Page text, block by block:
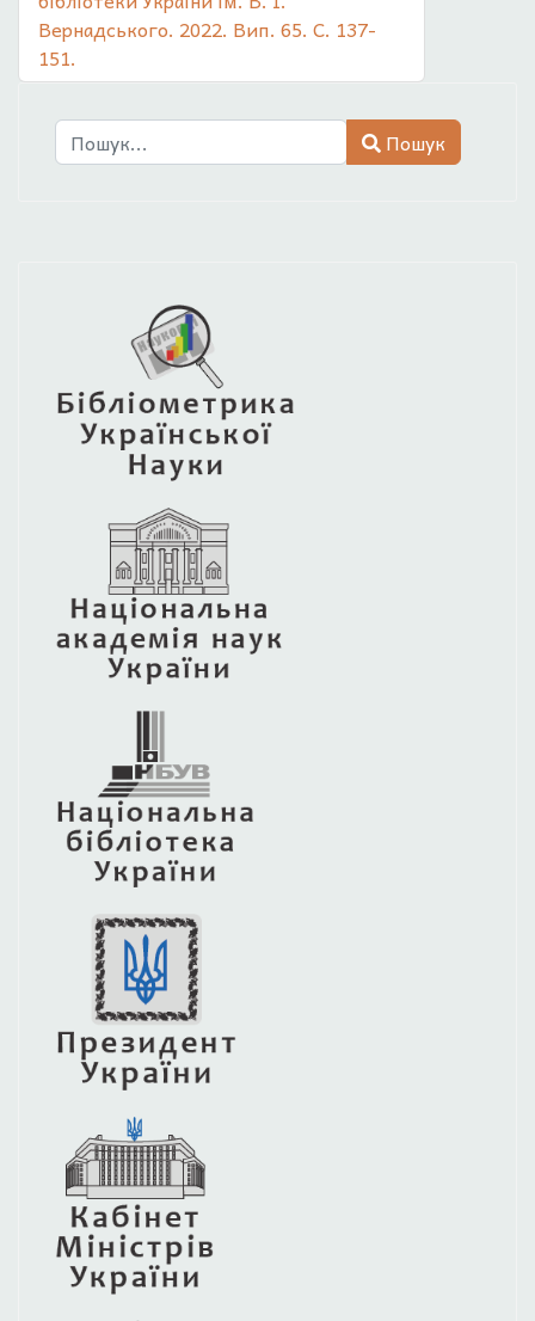
Вернадського. 2022. Вип. 65. С. 137-
151.
Пошук
Пошук